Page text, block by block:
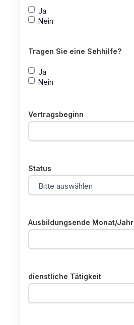
Ja
Nein
Tragen Sie eine Sehhilfe?
Ja
Nein
Vertragsbeginn
Status
Ausbildungsende Monat/Jahr
dienstliche Tätigkeit